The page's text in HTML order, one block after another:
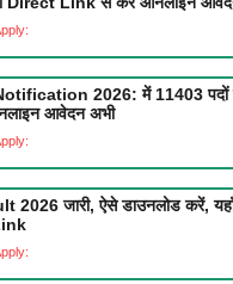
2026: में 11403 पदों
आवेदन अभी
2026 जारी, ऐसे डाउनलोड करें,